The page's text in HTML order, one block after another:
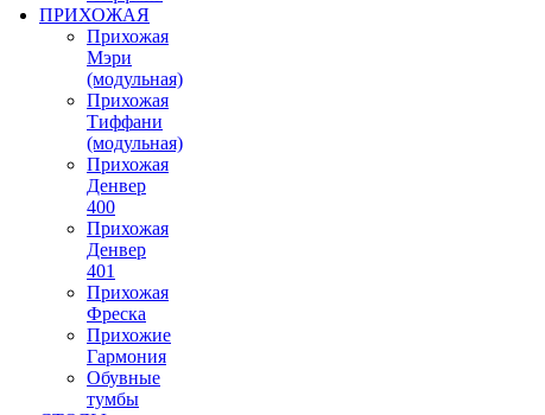
ПРИХОЖАЯ
Прихожая
Мэри
(модульная)
Прихожая
Тиффани
(модульная)
Прихожая
Денвер
400
Прихожая
Денвер
401
Прихожая
Фреска
Прихожие
Гармония
Обувные
тумбы